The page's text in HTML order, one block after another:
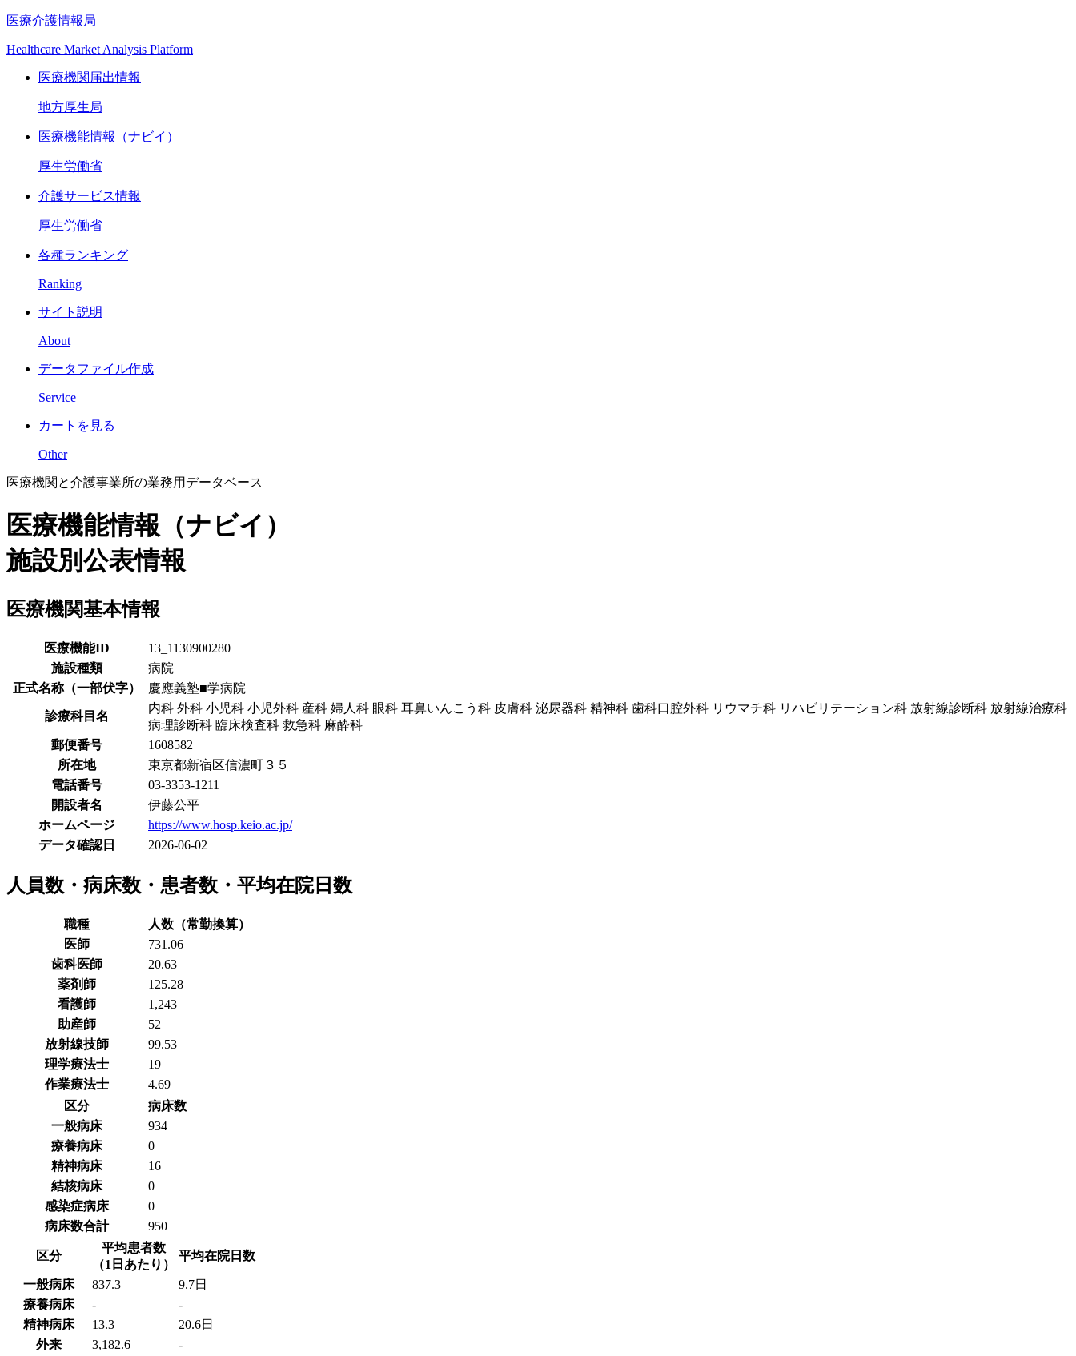
医療介護情報局
Healthcare Market Analysis Platform
医療機関届出情報
地方厚生局
医療機能情報（ナビイ）
厚生労働省
介護サービス情報
厚生労働省
各種ランキング
Ranking
サイト説明
About
データファイル作成
Service
カートを見る
Other
医療機関と介護事業所の業務用データベース
医療機能情報（ナビイ）
施設別公表情報
医療機関基本情報
医療機能ID
13_1130900280
施設種類
病院
正式名称（一部伏字）
慶應義塾■学病院
診療科目名
内科 外科 小児科 小児外科 産科 婦人科 眼科 耳鼻いんこう科 皮膚科 泌尿器科 精神科 歯科口腔外科 リウマチ科 リハビリテーション科 放射線診断科 放射線治療科
病理診断科 臨床検査科 救急科 麻酔科
郵便番号
1608582
所在地
東京都新宿区信濃町３５
電話番号
03-3353-1211
開設者名
伊藤公平
ホームページ
https://www.hosp.keio.ac.jp/
データ確認日
2026-06-02
人員数・病床数・患者数・平均在院日数
職種
人数（常勤換算）
医師
731.06
歯科医師
20.63
薬剤師
125.28
看護師
1,243
助産師
52
放射線技師
99.53
理学療法士
19
作業療法士
4.69
区分
病床数
一般病床
934
療養病床
0
精神病床
16
結核病床
0
感染症病床
0
病床数合計
950
区分
平均患者数
（1日あたり）
平均在院日数
一般病床 837.3
9.7日
療養病床
-
-
精神病床
13.3
20.6日
外来
3,182.6
-